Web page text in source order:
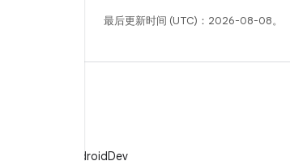
最后更新时间 (UTC)：2026-08-08。
在 X 上关注 @AndroidDev